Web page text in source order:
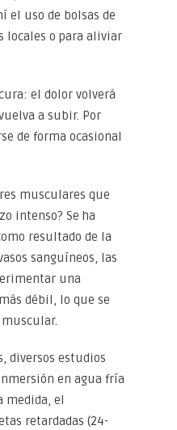
el uso de bolsas de
locales o para aliviar
el dolor volverá
a subir. Por
de forma ocasional
musculares que
intenso? Se ha
resultado de la
sanguíneos, las
una
débil, lo que se
diversos estudios
en agua fría
medida, el
retardadas (24-